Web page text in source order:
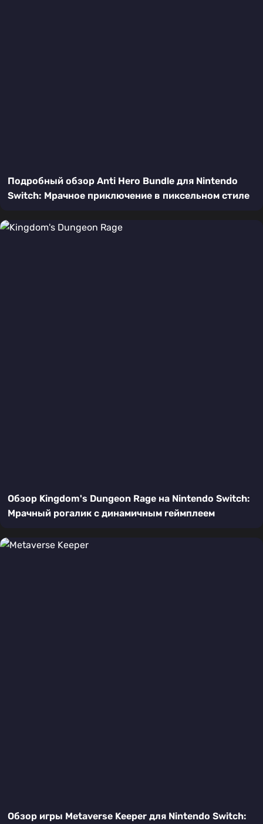
Подробный обзор Anti Hero Bundle для Nintendo
Switch: Мрачное приключение в пиксельном стиле
Обзор Kingdom's Dungeon Rage на Nintendo Switch:
Мрачный рогалик с динамичным геймплеем
Обзор игры Metaverse Keeper для Nintendo Switch: